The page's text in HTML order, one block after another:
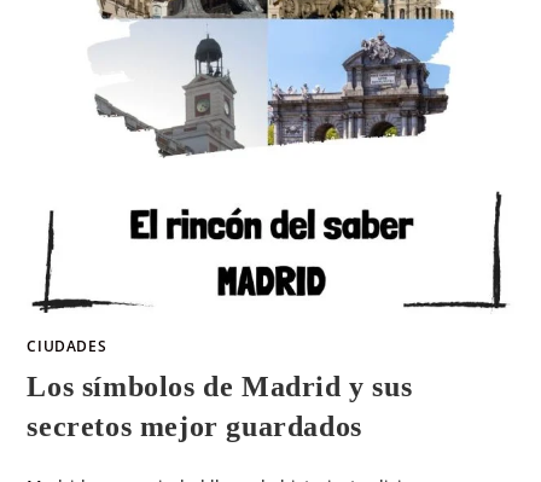
CIUDADES
Los símbolos de Madrid y sus
secretos mejor guardados